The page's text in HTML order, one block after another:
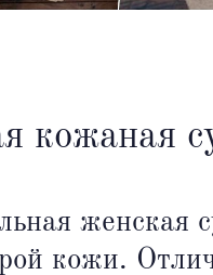
кожаная
женская
кожи.